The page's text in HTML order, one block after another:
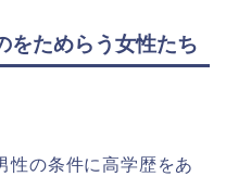
をためらう女性たち
性の条件に高学歴をあ